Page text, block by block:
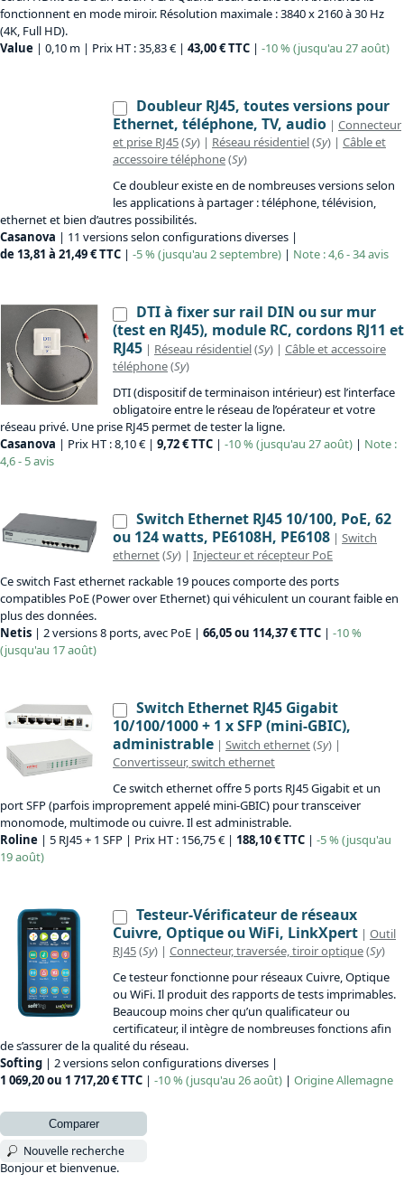
fonctionnent en mode miroir. Résolution maximale : 3840 x 2160 à 30 Hz
(4K, Full HD).
Value | 0,10 m | Prix HT : 35,83 € | 43,00 € TTC | -10 % (jusqu'au 27 août)
Doubleur RJ45, toutes versions pour
Ethernet, téléphone, TV, audio | Connecteur
et prise RJ45(Sy) | Réseau résidentiel(Sy) | Câble et
accessoire téléphone(Sy)
Ce doubleur existe en de nombreuses versions selon
les applications à partager : téléphone, télévision,
ethernet et bien d’autres possibilités.
Casanova | 11 versions selon configurations diverses |
de 13,81 à 21,49 € TTC | -5 % (jusqu'au 2 septembre) | Note : 4,6 - 34 avis
DTI à fixer sur rail DIN ou sur mur
(test en RJ45), module RC, cordons RJ11 et
RJ45 | Réseau résidentiel(Sy) | Câble et accessoire
téléphone(Sy)
DTI (dispositif de terminaison intérieur) est l’interface
obligatoire entre le réseau de l’opérateur et votre
réseau privé. Une prise RJ45 permet de tester la ligne.
Casanova | Prix HT : 8,10 € | 9,72 € TTC | -10 % (jusqu'au 27 août) | Note :
4,6 - 5 avis
Switch Ethernet RJ45 10/100, PoE, 62
ou 124 watts, PE6108H, PE6108 | Switch
ethernet(Sy) | Injecteur et récepteur PoE
Ce switch Fast ethernet rackable 19 pouces comporte des ports
compatibles PoE (Power over Ethernet) qui véhiculent un courant faible en
plus des données.
Netis | 2 versions 8 ports, avec PoE | 66,05 ou 114,37 € TTC | -10 %
(jusqu'au 17 août)
Switch Ethernet RJ45 Gigabit
10/100/1000 + 1 x SFP (mini-GBIC),
administrable | Switch ethernet(Sy) |
Convertisseur, switch ethernet
Ce switch ethernet offre 5 ports RJ45 Gigabit et un
port SFP (parfois improprement appelé mini-GBIC) pour transceiver
monomode, multimode ou cuivre. Il est administrable.
Roline | 5 RJ45 + 1 SFP | Prix HT : 156,75 € | 188,10 € TTC | -5 % (jusqu'au
19 août)
Testeur-Vérificateur de réseaux
Cuivre, Optique ou WiFi, LinkXpert | Outil
RJ45(Sy) | Connecteur, traversée, tiroir optique(Sy)
Ce testeur fonctionne pour réseaux Cuivre, Optique
ou WiFi. Il produit des rapports de tests imprimables.
Beaucoup moins cher qu’un qualificateur ou
certificateur, il intègre de nombreuses fonctions afin
de s’assurer de la qualité du réseau.
Softing | 2 versions selon configurations diverses |
1 069,20 ou 1 717,20 € TTC | -10 % (jusqu'au 26 août) | OrigineAllemagne
Comparer
Nouvelle recherche
Bonjour et bienvenue.